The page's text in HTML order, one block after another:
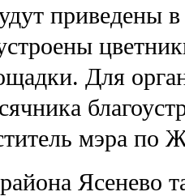
приведены
Для
мэра
Ясенево